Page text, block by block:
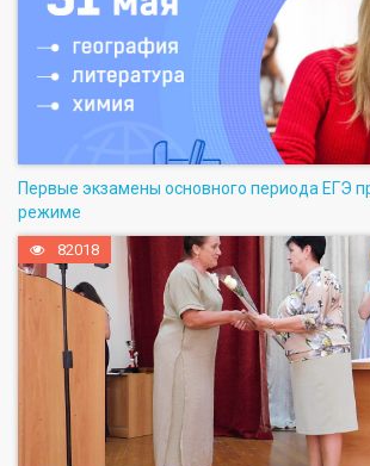
Первые экзамены основного периода ЕГЭ
режиме
82018